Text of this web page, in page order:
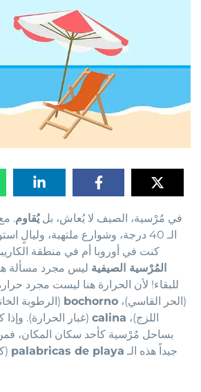
في مُرْسية، الصيف لا يُعاش، بل يُقاوم.
الـ 40 درجة، وشوارع ملتهبة، وليالٍ
كنت في أوروبا أم في منطقة
المُرْسية الصيفيةليس مجرد مسألة
للبقاء! لأن الحرارة هنا ليست مجرد
(الحر القاسي)، bochorno(الرطوبة
اللزج)، calina(غبار الحرارة). وإذا
بساحل مُرْسية كأحد سكان المكان،
جيداً هذه الـpalabricas de playa